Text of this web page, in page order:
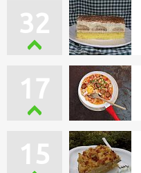
32
17
15